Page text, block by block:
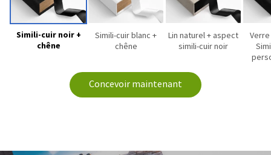
Simili-cuir noir +
chêne
Simili-cuir blanc +
chêne
Lin naturel + aspect
simili-cuir noir
Concevoir maintenant